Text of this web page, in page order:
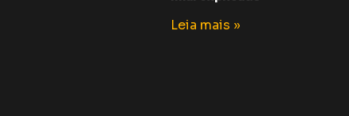
Leia mais »